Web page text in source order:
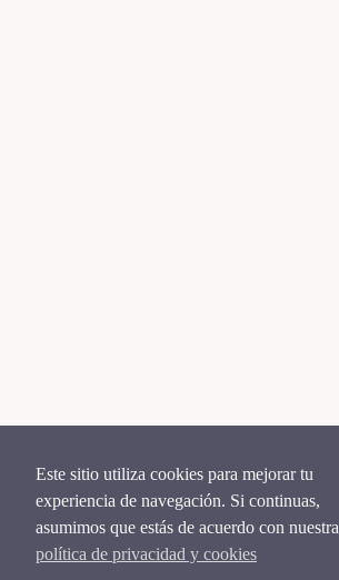
Este sitio utiliza cookies para mejorar tu
experiencia de navegación. Si continuas,
asumimos que estás de acuerdo con nuestra
política de privacidad y cookies